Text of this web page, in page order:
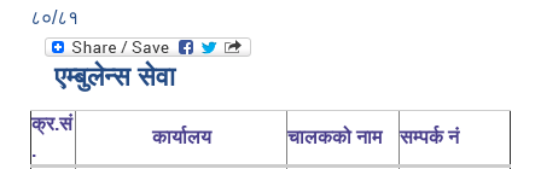
८०/८१
एम्बुलेन्स सेवा
क्र.सं
.
कार्यालय चालकको नाम सम्पर्क नं